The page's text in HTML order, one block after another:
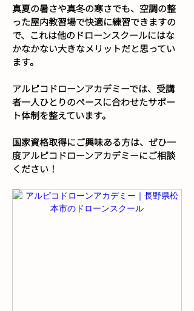
真夏の暑さや真冬の寒さでも、空調の整
った屋内教習場で快適に練習できますの
で、これは他のドローンスクールにはな
かなかない大きなメリットだと思ってい
ます。
アルピコドローンアカデミーでは、受講
者一人ひとりのペースに合わせたサポー
ト体制を整えています。
国家資格取得にご興味ある方は、ぜひ一
度アルピコドローンアカデミーにご相談
ください！